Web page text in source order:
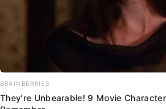
BRAINBERRIES
They're Unbearable! 9 Movie